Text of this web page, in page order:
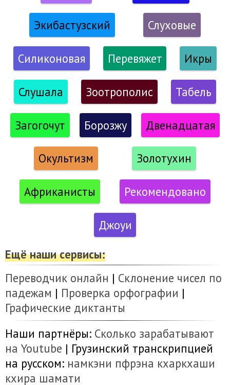
Экибастузский Слуховые
Силиконовая Перевяжет Икры
Слушала Зоотрополис Табель
Загогочут Борозжу Двенадцатая
Окультизм Золотухин
Африканисты Рекомендовано
Джоуи
Ещё наши сервисы:
Переводчик онлайн | Склонение чисел по
падежам | Проверка орфографии |
Графические диктанты
Наши партнёры: Сколько зарабатывают
на Youtube | Грузинский транскрипцией
на русском: намкэни пфрэна кхаркхаши
кхира шамати